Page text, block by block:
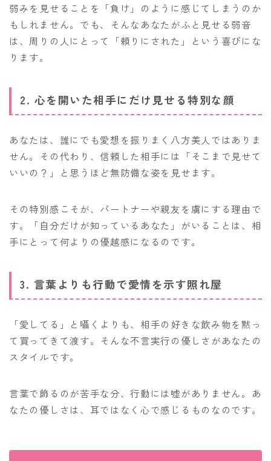
弱みを見せることを「負け」のように感じてしまうのか
もしれません。でも、そんなあなたがふと見せる弱音
は、周りの人にとって「頼りにされた」という喜びにな
ります。
2. 心を開いた相手にだけ見せる特別な顔
あなたは、誰にでも愛想を振りまく八方美人ではありま
せん。その代わり、信頼した相手には「そこまで見せて
いいの？」と思うほど無防備な姿を見せます。
その特別感こそが、パートナーや親友を虜にする理由で
す。「自分だけが知っているあなた」がいることは、相
手にとって何よりの優越感になるのです。
3. 言葉よりも行動で愛情を示す照れ屋
「愛してる」と囁くよりも、相手の好きな飲み物を黙っ
て買ってきて渡す。そんな不言実行の優しさがあなたの
スタイルです。
言葉で飾るのが苦手な分、行動には嘘がありません。あ
なたの優しさは、耳ではなく心で感じるものなのです。